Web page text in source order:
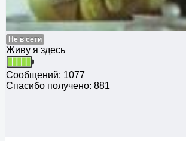
Не в сети
Живу я здесь
Сообщений: 1077
Спасибо получено: 881